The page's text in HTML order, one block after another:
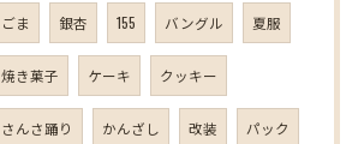
ごま 銀杏 155 バングル 夏服
焼き菓子 ケーキ クッキー
さんさ踊り かんざし 改装 パック